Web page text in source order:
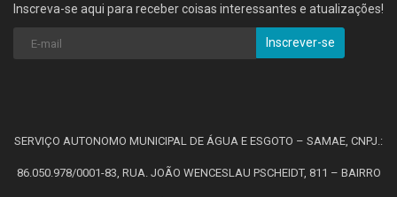
Inscreva-se aqui para receber coisas interessantes e atualizações!
Inscrever-se
SERVIÇO AUTONOMO MUNICIPAL DE ÁGUA E ESGOTO – SAMAE, CNPJ.:
86.050.978/0001-83, RUA. JOÃO WENCESLAU PSCHEIDT, 811 – BAIRRO